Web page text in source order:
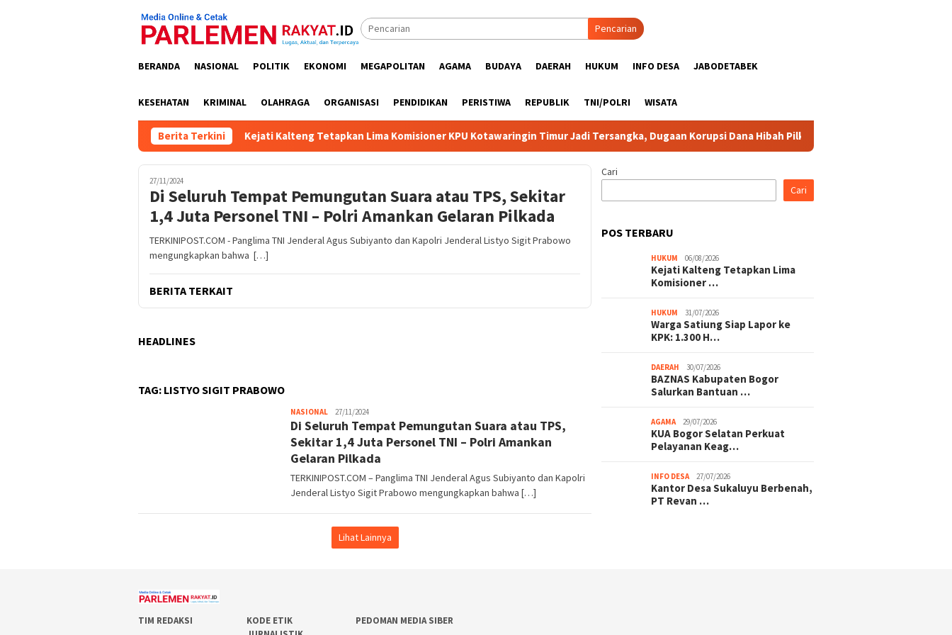
Pencarian
BERANDA NASIONAL POLITIK EKONOMI MEGAPOLITAN AGAMA BUDAYA DAERAH HUKUM INFO DESA JABODETABEK
KESEHATAN KRIMINAL OLAHRAGA ORGANISASI PENDIDIKAN PERISTIWA REPUBLIK TNI/POLRI WISATA
Berita TerkiniKejati Kalteng Tetapkan Lima Komisioner KPU Kotawaringin Timur Jadi Tersangka, Dugaan Korupsi Dana Hibah Pilkada Rugikan Negara Sekitar Rp10
27/11/2024
Di Seluruh Tempat Pemungutan Suara atau TPS, Sekitar
1,4 Juta Personel TNI – Polri Amankan Gelaran Pilkada
TERKINIPOST.COM - Panglima TNI Jenderal Agus Subiyanto dan Kapolri Jenderal Listyo Sigit Prabowo
mengungkapkan bahwa […]
BERITA TERKAIT
HEADLINES
TAG: LISTYO SIGIT PRABOWO
NASIONALParlemen
Rakyat
27/11/2024
Di Seluruh Tempat Pemungutan Suara atau TPS,
Sekitar 1,4 Juta Personel TNI – Polri Amankan
Gelaran Pilkada
TERKINIPOST.COM – Panglima TNI Jenderal Agus Subiyanto dan Kapolri
Jenderal Listyo Sigit Prabowo mengungkapkan bahwa […]
Lihat Lainnya
Cari
Cari
POS TERBARU
HUKUM 06/08/2026
Kejati Kalteng Tetapkan Lima
Komisioner …
HUKUM 31/07/2026
Warga Satiung Siap Lapor ke
KPK: 1.300 H…
DAERAH 30/07/2026
BAZNAS Kabupaten Bogor
Salurkan Bantuan …
AGAMA 29/07/2026
KUA Bogor Selatan Perkuat
Pelayanan Keag…
INFO DESA 27/07/2026
Kantor Desa Sukaluyu Berbenah,
PT Revan …
TIM REDAKSI
KODE ETIK
PEDOMAN MEDIA SIBER